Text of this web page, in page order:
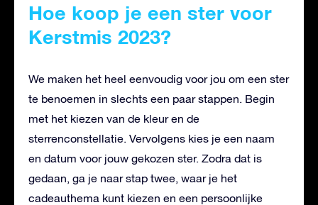
Hoe koop je een ster voor
Kerstmis 2023?
We maken het heel eenvoudig voor jou om een ster
te benoemen in slechts een paar stappen. Begin
met het kiezen van de kleur en de
sterrenconstellatie. Vervolgens kies je een naam
en datum voor jouw gekozen ster. Zodra dat is
gedaan, ga je naar stap twee, waar je het
cadeauthema kunt kiezen en een persoonlijke